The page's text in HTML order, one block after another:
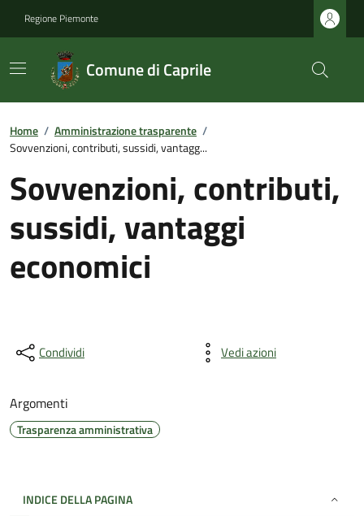
Regione Piemonte
Comune di Caprile
Home / Amministrazione trasparente /
Sovvenzioni, contributi, sussidi, vantagg...
Sovvenzioni, contributi,
sussidi, vantaggi
economici
Condividi Vedi azioni
Argomenti
Trasparenza amministrativa
INDICE DELLA PAGINA